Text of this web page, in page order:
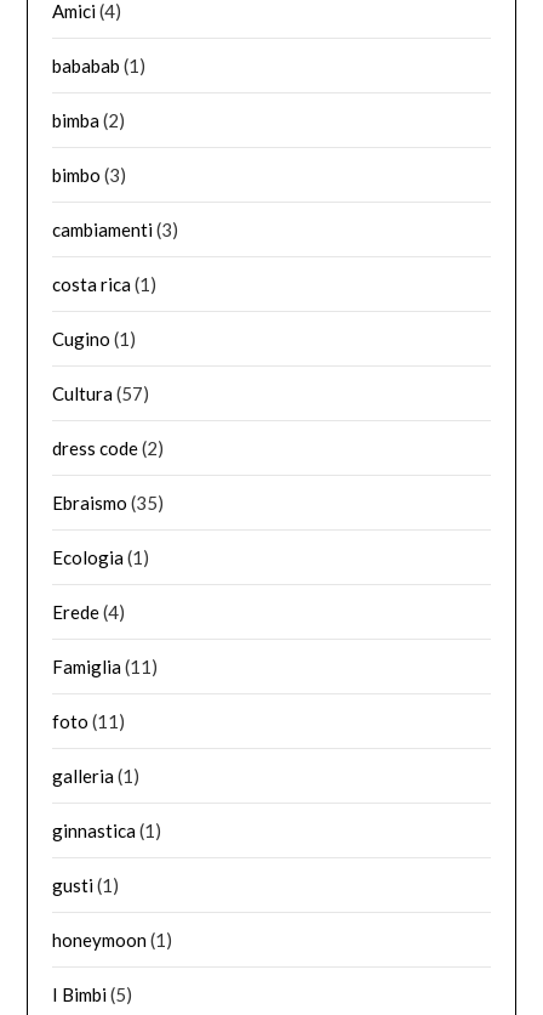
Amici(4)
bababab (1)
bimba(2)
bimbo (3)
cambiamenti(3)
costa rica(1)
Cugino (1)
Cultura(57)
dress code(2)
Ebraismo (35)
Ecologia(1)
Erede(4)
Famiglia(11)
foto (11)
galleria(1)
ginnastica(1)
gusti(1)
honeymoon(1)
I Bimbi(5)